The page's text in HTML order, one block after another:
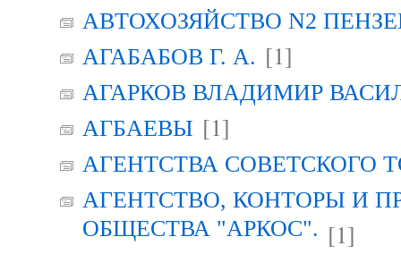
АВТОХОЗЯЙСТВО N2
АГАБАБОВ Г. А. [1]
АГАРКОВ ВЛАДИМИР
АГБАЕВЫ [1]
АГЕНТСТВА СОВЕТСКОГО
АГЕНТСТВО, КОНТОРЫ И
ОБЩЕСТВА "АРКОС". [1]